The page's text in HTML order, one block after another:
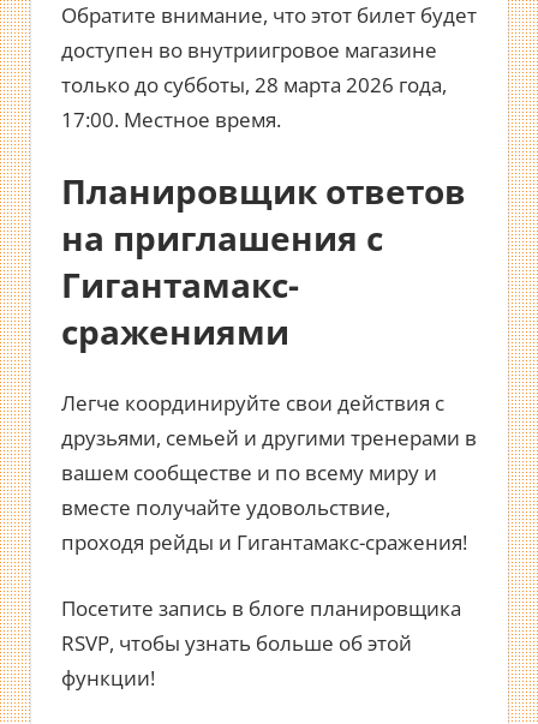
Обратите внимание, что этот билет будет
доступен во внутриигровое магазине
только до субботы, 28 марта 2026 года,
17:00. Местное время.
Планировщик ответов
на приглашения с
Гигантамакс-
сражениями
Легче координируйте свои действия с
друзьями, семьей и другими тренерами в
вашем сообществе и по всему миру и
вместе получайте удовольствие,
проходя рейды и Гигантамакс-сражения!
Посетите запись в блоге планировщика
RSVP, чтобы узнать больше об этой
функции!